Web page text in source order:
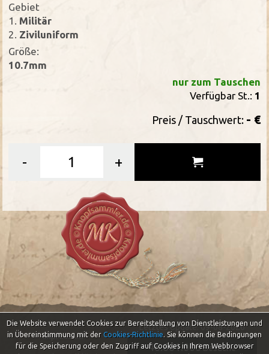
Gebiet
1.
Militär
2. Ziviluniform
Größe:
10.7mm
nur zum Tauschen
Verfügbar St.: 1
Preis / Tauschwert: - €
- +
Impressum
Letztes Update: 09-08-2026
46.661.006Besuche
Die Website verwendet Cookies zur Bereitstellung von Dienstleistungen und
in Übereinstimmung mit der Cookies-Richtlinie. Sie können die Bedingungen
für die Speicherung oder den Zugriff auf Cookies in Ihrem Webbrowser